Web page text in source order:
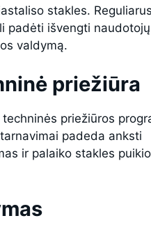
stakles.
padėti išvengti
valdymą.
priežiūra
priežiūros
padeda anksti
ir palaiko stakles